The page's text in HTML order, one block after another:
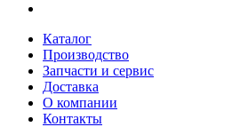
Каталог
Производство
Запчасти и сервис
Доставка
О компании
Контакты